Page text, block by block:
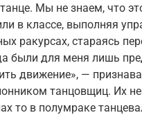
Мы не знаем, что
в классе, выполняя
ракурсах, стараясь
были для меня лишь
движение», —
танцовщиц. Их
то в полумраке